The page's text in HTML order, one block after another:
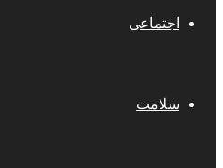
اجتماعی
سلامت